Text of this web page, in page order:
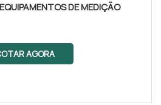
DE MEDIÇÃO
AGORA